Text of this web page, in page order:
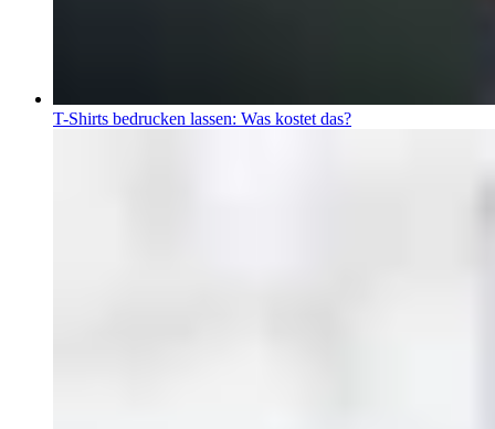
T-Shirts bedrucken lassen: Was kostet das?